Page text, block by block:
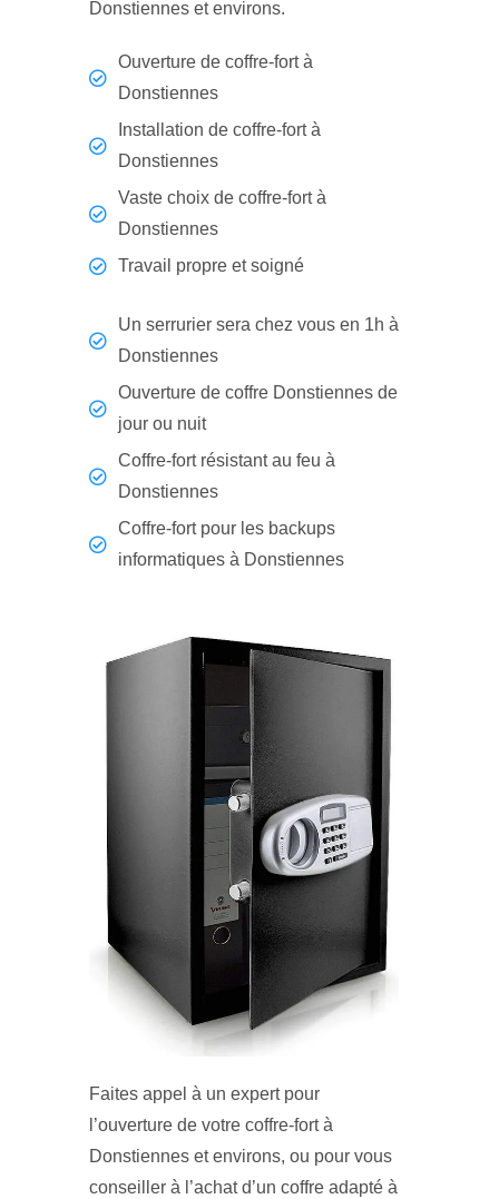
Donstiennes et environs.
Ouverture de coffre-fort à
Donstiennes
Installation de coffre-fort à
Donstiennes
Vaste choix de coffre-fort à
Donstiennes
Travail propre et soigné
Un serrurier sera chez vous en 1h à
Donstiennes
Ouverture de coffre Donstiennes de
jour ou nuit
Coffre-fort résistant au feu à
Donstiennes
Coffre-fort pour les backups
informatiques à Donstiennes
Faites appel à un expert pour
l’ouverture de votre coffre-fort à
Donstiennes et environs, ou pour vous
conseiller à l’achat d’un coffre adapté à